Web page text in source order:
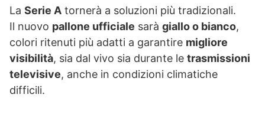
La Serie A tornerà a soluzioni più tradizionali.
Il nuovo pallone ufficiale sarà giallo o bianco,
colori ritenuti più adatti a garantire migliore
visibilità, sia dal vivo sia durante le trasmissioni
televisive, anche in condizioni climatiche
difficili.